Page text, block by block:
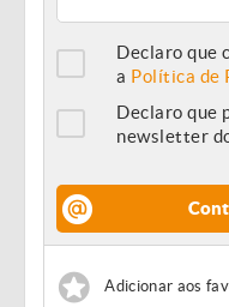
Declaro que
a Política de
Declaro que
newsletter
Adicionar aos